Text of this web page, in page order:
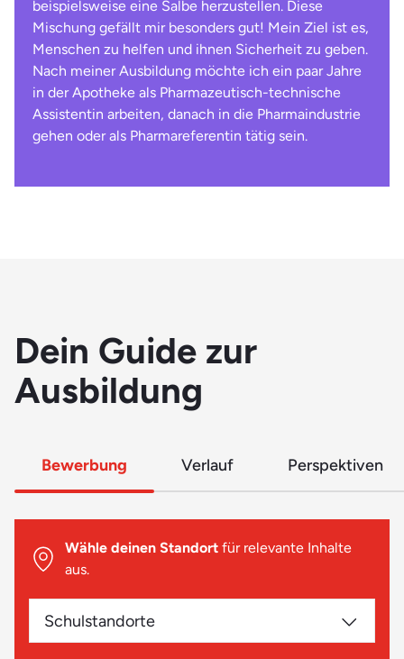
beispielsweise eine Salbe herzustellen. Diese
Mischung gefällt mir besonders gut! Mein Ziel ist es,
Menschen zu helfen und ihnen ­Sicherheit zu geben.
Nach meiner Ausbildung möchte ich ein paar Jahre
in der Apotheke als Pharmazeutisch-technische
Assistentin arbeiten, ­danach in die Pharmaindustrie
gehen oder als Pharmareferentin tätig sein.
Dein Guide zur
Ausbildung
Bewerbung Verlauf Perspektiven
Wähle deinen Standort für relevante Inhalte
aus.
Schulstandorte